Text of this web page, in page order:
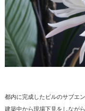
都内に完成したビルのサブエ
建築中から現場下見をしなが